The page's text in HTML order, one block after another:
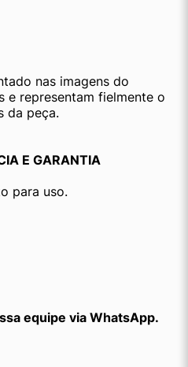
nas imagens do
e representam fielmente o
da peça.
E GARANTIA
para uso.
equipe via WhatsApp.